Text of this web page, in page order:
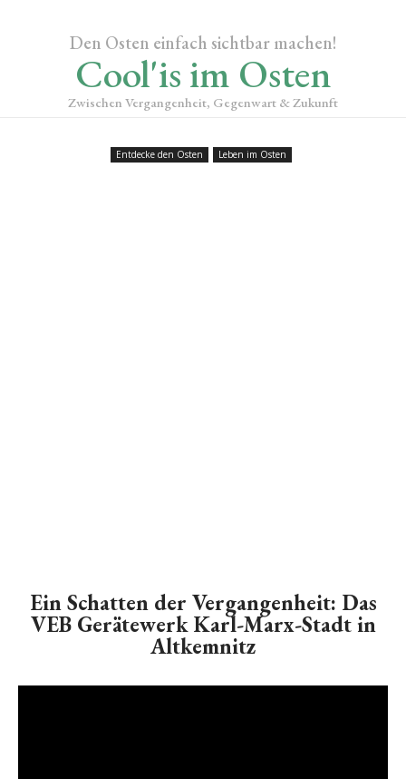
Den Osten einfach sichtbar machen!
Cool'is im Osten
Zwischen Vergangenheit, Gegenwart & Zukunft
Entdecke den Osten Leben im Osten
Ein Schatten der Vergangenheit: Das
VEB Gerätewerk Karl-Marx-Stadt in
Altkemnitz